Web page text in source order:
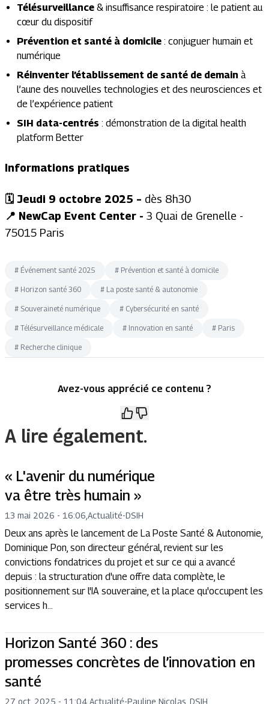
Télésurveillance & insuffisance respiratoire : le patient au
cœur du dispositif
Prévention et santé à domicile : conjuguer humain et
numérique
Réinventer l’établissement de santé de demain à
l’aune des nouvelles technologies et des neurosciences et
de l’expérience patient
SIH data-centrés : démonstration de la digital health
platform Better
Informations pratiques
🗓️ Jeudi 9 octobre 2025 – dès 8h30
📍 NewCap Event Center - 3 Quai de Grenelle -
75015 Paris
# Événement santé 2025 # Prévention et santé à domicile
# Horizon santé 360 # La poste santé & autonomie
# Souveraineté numérique # Cybersécurité en santé
# Télésurveillance médicale # Innovation en santé # Paris
# Recherche clinique
Avez-vous apprécié ce contenu ?
A lire également.
« L'avenir du numérique
va être très humain »
13 mai 2026 - 16:06 Actualité-DSIH
Deux ans après le lancement de La Poste Santé & Autonomie,
Dominique Pon, son directeur général, revient sur les
convictions fondatrices du projet et sur ce qui a avancé
depuis : la structuration d'une offre data complète, le
positionnement sur l'IA souveraine, et la place qu'occupent les
services h...
Horizon Santé 360 : des
promesses concrètes de l’innovation en
santé
27 oct. 2025 - 11:04 Actualité-Pauline Nicolas, DSIH